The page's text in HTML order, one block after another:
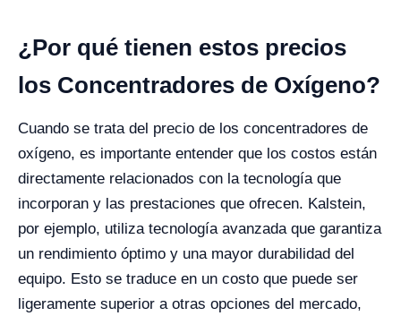
¿Por qué tienen estos precios
los Concentradores de Oxígeno?
Cuando se trata del precio de los concentradores de
oxígeno, es importante entender que los costos están
directamente relacionados con la tecnología que
incorporan y las prestaciones que ofrecen. Kalstein,
por ejemplo, utiliza tecnología avanzada que garantiza
un rendimiento óptimo y una mayor durabilidad del
equipo. Esto se traduce en un costo que puede ser
ligeramente superior a otras opciones del mercado,